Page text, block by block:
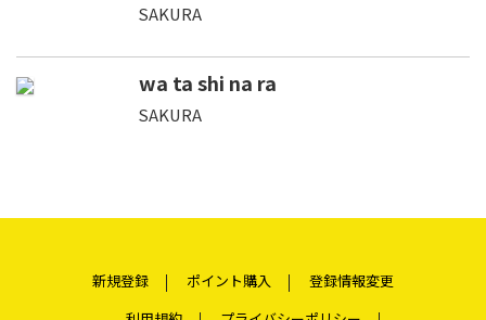
SAKURA
wa ta shi na ra
SAKURA
新規登録 ポイント購入
登録情報変更